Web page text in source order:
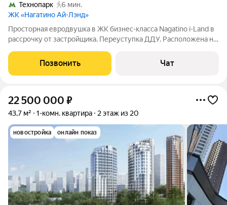
Технопарк
6 мин.
ЖК «Нагатино Ай-Лэнд»
Просторная евродвушка в ЖК бизнес-класса Nagatino i-Land в
рассрочку от застройщика. Переуступка ДДУ. Расположена на
Практичная европланировка правильной формы. Общая
площадь: 52,5 м.
Позвонить Чат
22 500 000 ₽
43,7 м² 1-комн. квартира 2 этаж из 20
новостройка онлайн показ